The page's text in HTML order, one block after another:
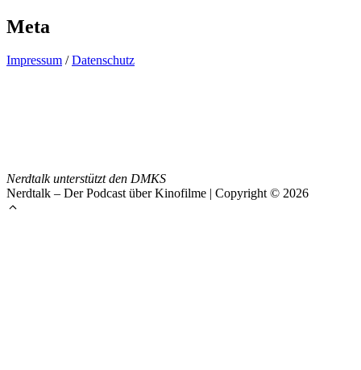
Meta
Impressum /Datenschutz
Nerdtalk unterstützt den DMKS
Nerdtalk – Der Podcast über Kinofilme | Copyright © 2026